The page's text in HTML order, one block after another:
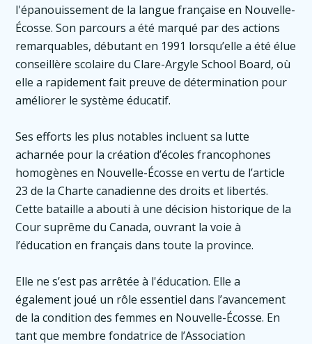
l'épanouissement de la langue française en Nouvelle-
Écosse. Son parcours a été marqué par des actions
remarquables, débutant en 1991 lorsqu’elle a été élue
conseillère scolaire du Clare-Argyle School Board, où
elle a rapidement fait preuve de détermination pour
améliorer le système éducatif.
Ses efforts les plus notables incluent sa lutte
acharnée pour la création d’écoles francophones
homogènes en Nouvelle-Écosse en vertu de l’article
23 de la Charte canadienne des droits et libertés.
Cette bataille a abouti à une décision historique de la
Cour suprême du Canada, ouvrant la voie à
l’éducation en français dans toute la province.
Elle ne s’est pas arrêtée à l'éducation. Elle a
également joué un rôle essentiel dans l’avancement
de la condition des femmes en Nouvelle-Écosse. En
tant que membre fondatrice de l’Association